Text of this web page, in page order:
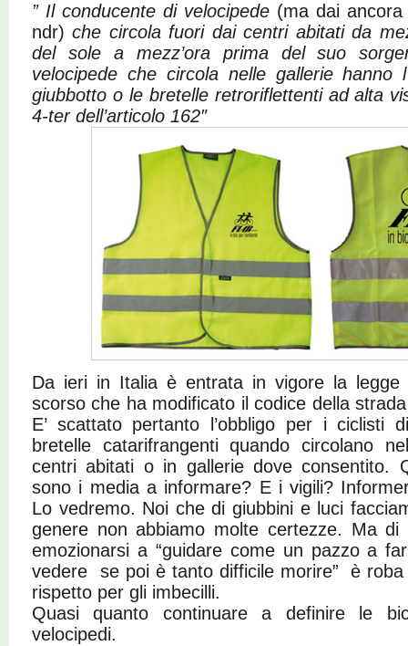
” Il conducente di velocipede (ma dai
ndr)che circola fuori dai centri abitati da
del sole a mezz’ora prima del suo
velocipede che circola nelle gallerie hanno
giubbotto o le bretelle retroriflettenti ad alta
4-ter dell’articolo 162″
Da ieri in Italia è entrata in vigore la legge
scorso che ha modificato il codice della
E’ scattato pertanto
l’obbligo per i ciclisti
bretelle catarifrangentiquando circolano
centri abitati o in gallerie dove consentito.
sono i media a informare? E i vigili?
Lo vedremo. Noi che di giubbini e luci
genere non abbiamo molte certezze. Ma
emozionarsi a “guidare come un pazzo a
vedere se poi è tanto difficile morire” è
rispetto per gli imbecilli.
Quasi quanto continuare a definire le
velocipedi.